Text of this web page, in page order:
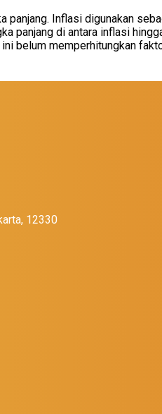
panjang. Inflasi digunakan
panjang di antara inflasi
belum memperhitungkan
12330